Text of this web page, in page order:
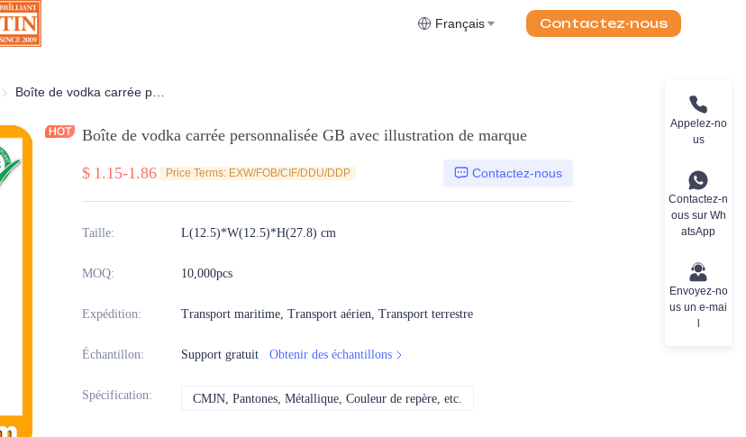
Français Contactez-nous
Boîtes à chocolat
Boîte de vodka carrée personnalisée GB avec illustration de marque
$ 1.15-1.86 Price Terms: EXW/FOB/CIF/DDU/DDP Contactez-nous
Taille: L(12.5)*W(12.5)*H(27.8) cm
MOQ: 10,000pcs
Expédition: Transport maritime, Transport aérien, Transport terrestre
Échantillon: Support gratuit Obtenir des échantillons
Spécification: CMJN, Pantones, Métallique, Couleur de repère, etc.
Appelez-no
us
Contactez-n
ous sur Wh
atsApp
Envoyez-no
us un e-mai
l